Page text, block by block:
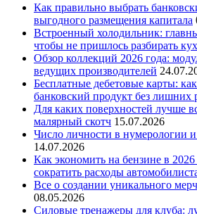
Как правильно выбрать
выгодного размещения капитала
Встроенный холодильник:
чтобы не пришлось разбирать
Обзор коллекций 2026 года:
ведущих производителей
Бесплатные дебетовые карты:
банковский продукт без лишних
Для каких поверхностей лучше
малярный скотч 15.07.2026
Число личности в нумерологии
14.07.2026
Как экономить на бензине в
сократить расходы
Все о создании уникального
08.05.2026
Силовые тренажеры для клуба: